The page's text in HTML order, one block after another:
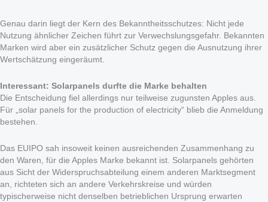
Genau darin liegt der Kern des Bekanntheitsschutzes: Nicht jede
Nutzung ähnlicher Zeichen führt zur Verwechslungsgefahr. Bekannten
Marken wird aber ein zusätzlicher Schutz gegen die Ausnutzung ihrer
Wertschätzung eingeräumt.
Interessant: Solarpanels durfte die Marke behalten
Die Entscheidung fiel allerdings nur teilweise zugunsten Apples aus.
Für „solar panels for the production of electricity“ blieb die Anmeldung
bestehen.
Das EUIPO sah insoweit keinen ausreichenden Zusammenhang zu
den Waren, für die Apples Marke bekannt ist. Solarpanels gehörten
aus Sicht der Widerspruchsabteilung einem anderen Marktsegment
an, richteten sich an andere Verkehrskreise und würden
typischerweise nicht denselben betrieblichen Ursprung erwarten